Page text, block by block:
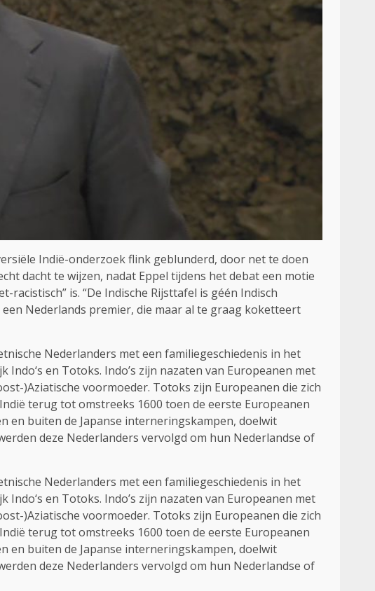
Indië-onderzoek flink geblunderd, door net te doen
dacht te wijzen, nadat Eppel tijdens het debat een motie
racistisch” is. “De Indische Rijsttafel is géén Indisch
Nederlands premier, die maar al te graag koketteert
Nederlanders met een familiegeschiedenis in het
en Totoks. Indo’s zijn nazaten van Europeanen met
)Aziatische voormoeder. Totoks zijn Europeanen die zich
terug tot omstreeks 1600 toen de eerste Europeanen
en buiten de Japanse interneringskampen, doelwit
deze Nederlanders vervolgd om hun Nederlandse of
Nederlanders met een familiegeschiedenis in het
en Totoks. Indo’s zijn nazaten van Europeanen met
)Aziatische voormoeder. Totoks zijn Europeanen die zich
terug tot omstreeks 1600 toen de eerste Europeanen
en buiten de Japanse interneringskampen, doelwit
deze Nederlanders vervolgd om hun Nederlandse of